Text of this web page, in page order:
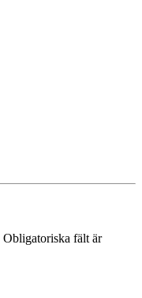
Obligatoriska fält är